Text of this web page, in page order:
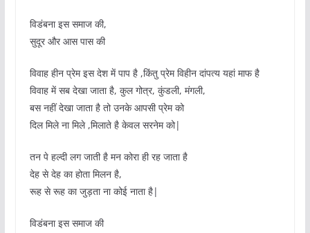
विडंबना इस समाज की,
सुदूर और आस पास की
विवाह हीन प्रेम इस देश में पाप है ,किंतु प्रेम विहीन दांपत्य यहां माफ है
विवाह में सब देखा जाता है, कुल गोत्र, कुंडली, मंगली,
बस नहीं देखा जाता है तो उनके आपसी प्रेम को
दिल मिले ना मिले ,मिलाते है केवल सरनेम को|
तन पे हल्दी लग जाती है मन कोरा ही रह जाता है
देह से देह का होता मिलन है,
रूह से रूह का जुड़ता ना कोई नाता है|
विडंबना इस समाज की